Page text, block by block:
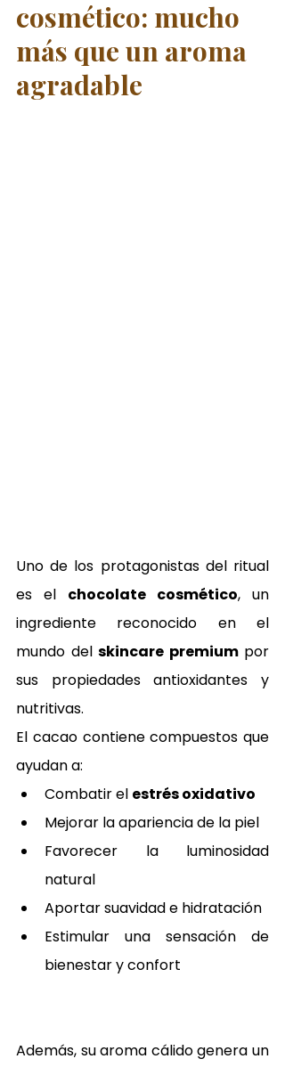
cosmético: mucho
más que un aroma
agradable
Uno de los protagonistas del ritual
es el chocolate cosmético, un
ingrediente reconocido en el
mundo del skincare premium por
sus propiedades antioxidantes y
nutritivas.
El cacao contiene compuestos que
ayudan a:
Combatir el estrés oxidativo
Mejorar la apariencia de la piel
Favorecer la luminosidad
natural
Aportar suavidad e hidratación
Estimular una sensación de
bienestar y confort
Además, su aroma cálido genera un